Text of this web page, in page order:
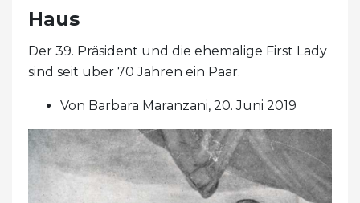
Haus
Der 39. Präsident und die ehemalige First Lady
sind seit über 70 Jahren ein Paar.
Von Barbara Maranzani, 20. Juni 2019